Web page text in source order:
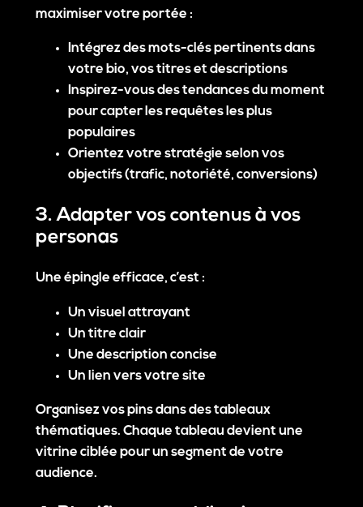
maximiser votre portée :
Intégrez des mots-clés pertinents dans
votre bio, vos titres et descriptions
Inspirez-vous destendances du moment
pour capter les requêtes les plus
populaires
Orientez votre stratégie selon vos
objectifs (trafic, notoriété, conversions)
3. Adapter vos contenus à vos
personas
Une épingle efficace, c’est :
Un visuel attrayant
Un titre clair
Une description concise
Un lien vers votre site
Organisez vos pins dans destableaux
thématiques. Chaque tableau devient une
vitrine ciblée pour un segment de votre
audience.